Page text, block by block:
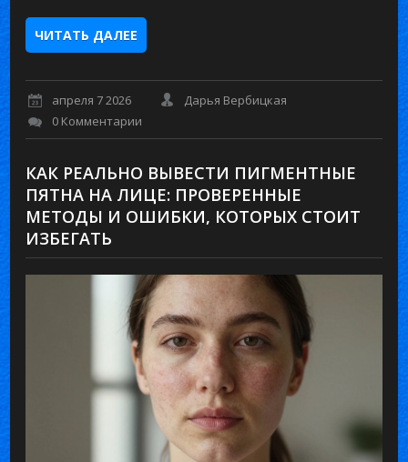
ЧИТАТЬ ДАЛЕЕ
апреля 7 2026
Дарья Вербицкая
0 Комментарии
КАК РЕАЛЬНО ВЫВЕСТИ ПИГМЕНТНЫЕ
ПЯТНА НА ЛИЦЕ: ПРОВЕРЕННЫЕ
МЕТОДЫ И ОШИБКИ, КОТОРЫХ СТОИТ
ИЗБЕГАТЬ